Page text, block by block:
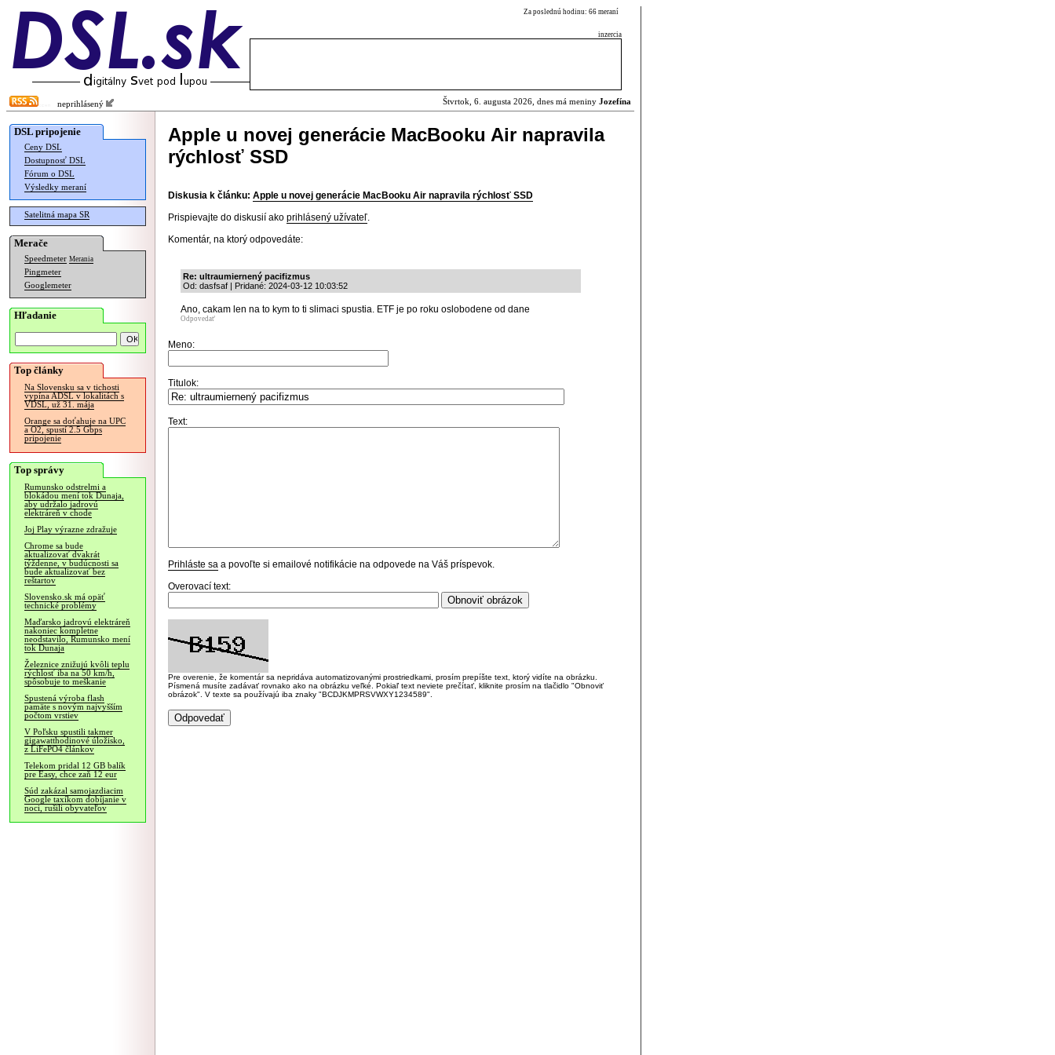
Za poslednú hodinu: 66 meraní
inzercia
neprihlásený Štvrtok, 6. augusta 2026, dnes má meniny Jozefína
DSL pripojenie
Ceny DSL
Dostupnosť DSL
Fórum o DSL
Výsledky meraní
Satelitná mapa SR
Merače
Speedmeter Merania
Pingmeter
Googlemeter
Hľadanie
Top články
Na Slovensku sa v tichosti
vypína ADSL v lokalitách s
VDSL, už 31. mája
Orange sa doťahuje na UPC
a O2, spustí 2.5 Gbps
pripojenie
Top správy
Rumunsko odstrelmi a
blokádou mení tok Dunaja,
aby udržalo jadrovú
elektráreň v chode
Joj Play výrazne zdražuje
Chrome sa bude
aktualizovať dvakrát
týždenne, v budúcnosti sa
bude aktualizovať bez
reštartov
Slovensko.sk má opäť
technické problémy
Maďarsko jadrovú elektráreň
nakoniec kompletne
neodstavilo, Rumunsko mení
tok Dunaja
Železnice znižujú kvôli teplu
rýchlosť iba na 50 km/h,
spôsobuje to meškanie
Spustená výroba flash
pamäte s novým najvyšším
počtom vrstiev
V Poľsku spustili takmer
gigawatthodinové úložisko,
z LiFePO4 článkov
Telekom pridal 12 GB balík
pre Easy, chce zaň 12 eur
Súd zakázal samojazdiacim
Google taxíkom dobíjanie v
noci, rušili obyvateľov
Apple u novej generácie MacBooku Air napravila
rýchlosť SSD
Diskusia k článku: Apple u novej generácie MacBooku Air napravila rýchlosť SSD
Prispievajte do diskusií ako prihlásený užívateľ.
Komentár, na ktorý odpovedáte:
Re: ultraumiernený pacifizmus
Od: dasfsaf | Pridané: 2024-03-12 10:03:52
Ano, cakam len na to kym to ti slimaci spustia. ETF je po roku oslobodene od dane
Odpovedať
Meno:
Titulok:
Text:
Prihláste sa a povoľte si emailové notifikácie na odpovede na Váš príspevok.
Overovací text:
Pre overenie, že komentár sa nepridáva automatizovanými prostriedkami, prosím prepíšte text, ktorý vidíte na obrázku.
Písmená musíte zadávať rovnako ako na obrázku veľké. Pokiaľ text neviete prečítať, kliknite prosím na tlačidlo "Obnoviť
obrázok". V texte sa používajú iba znaky "BCDJKMPRSVWXY1234589".